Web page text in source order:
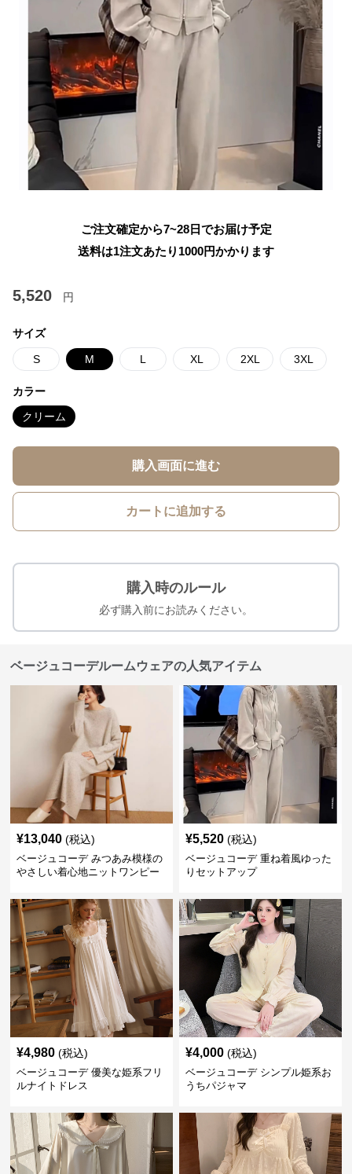
ご注文確定から7~28日でお届け予定
送料は1注文あたり 1000円かかります
5,520 円
サイズ
S M L XL 2XL 3XL
カラー
クリーム
購入画面に進む
カートに追加する
購入時のルール
必ず購入前にお読みください。
ベージュコーデルームウェアの人気アイテム
¥13,040 (税込)
ベージュコーデ みつあみ模様の
やさしい着心地ニットワンピー
¥5,520 (税込)
ベージュコーデ 重ね着風ゆった
りセットアップ
¥4,980 (税込)
ベージュコーデ 優美な姫系フリ
ルナイトドレス
¥4,000 (税込)
ベージュコーデ シンプル姫系お
うちパジャマ